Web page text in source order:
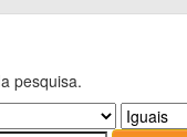
pesquisa.